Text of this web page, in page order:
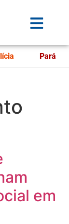
Pará
em